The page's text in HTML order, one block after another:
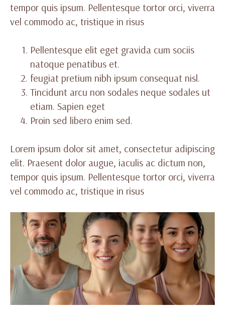
tempor quis ipsum. Pellentesque tortor orci, viverra
vel commodo ac, tristique in risus
Pellentesque elit eget gravida cum sociis
natoque penatibus et.
feugiat pretium nibh ipsum consequat nisl.
Tincidunt arcu non sodales neque sodales ut
etiam. Sapien eget
Proin sed libero enim sed.
Lorem ipsum dolor sit amet, consectetur adipiscing
elit. Praesent dolor augue, iaculis ac dictum non,
tempor quis ipsum. Pellentesque tortor orci, viverra
vel commodo ac, tristique in risus